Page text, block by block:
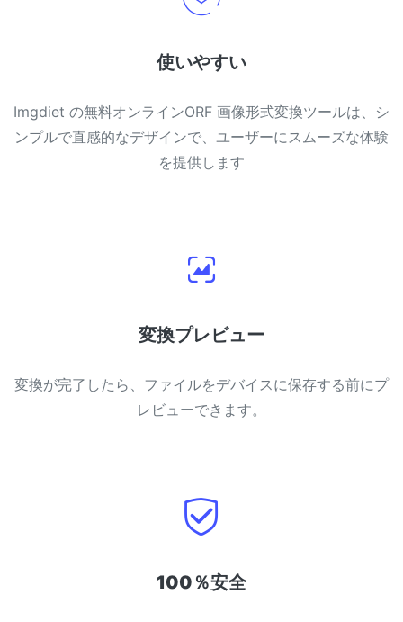
使いやすい
Imgdiet の無料オンラインORF 画像形式変換ツールは、シ
ンプルで直感的なデザインで、ユーザーにスムーズな体験
を提供します
変換プレビュー
変換が完了したら、ファイルをデバイスに保存する前にプ
レビューできます。
100％安全